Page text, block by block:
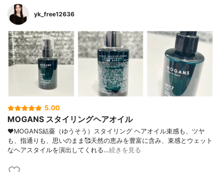
yk_free12636
5.00
MOGANS スタイリングヘアオイル
♥MOGANS結薔（ゆうそう）スタイリング ヘアオイル束感も、ツヤ
も、指通りも、思いのまま🥰天然の恵みを豊富に含み、束感とウェット
なヘアスタイルを演出してくれる…続きを見る